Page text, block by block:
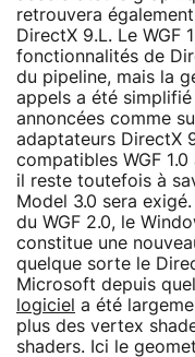
retrouvera
DirectX 9.L. Le WGF
fonctionnalités de
du pipeline, mais la
appels a été
annoncées comme
adaptateurs DirectX
compatibles WGF
il reste toutefois à
Model 3.0 sera
du WGF 2.0, le
constitue une
quelque sorte le
Microsoft depuis
logiciel a été
plus des vertex
shaders. Ici le